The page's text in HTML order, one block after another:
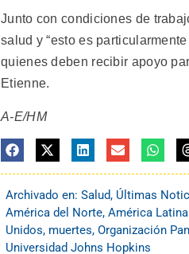
Junto con condiciones de
salud y “esto es
quienes deben recibir apoyo
Etienne.
A-E/HM
Archivado en: Salud, Últimas
América del Norte, América
Unidos, muertes, Organización
Universidad Johns Hopkins